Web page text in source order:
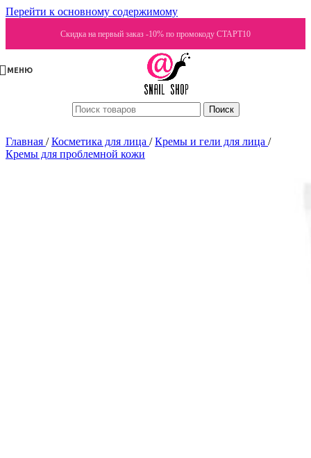
Перейти к основному содержимому
Скидка на первый заказ -10% по промокоду СТАРТ10
МЕНЮ
Поиск
Главная / Косметика для лица / Кремы и гели для лица /
Кремы для проблемной кожи